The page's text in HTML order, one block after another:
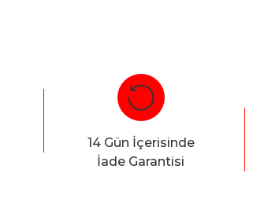
14 Gün İçerisinde
İade Garantisi